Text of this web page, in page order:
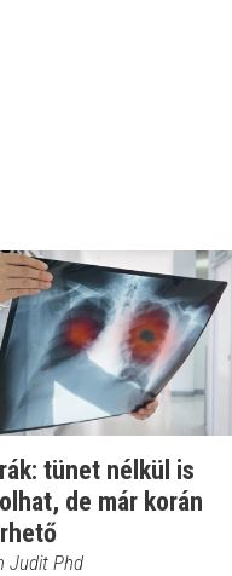
tünet nélkül is
de már korán
Judit Phd